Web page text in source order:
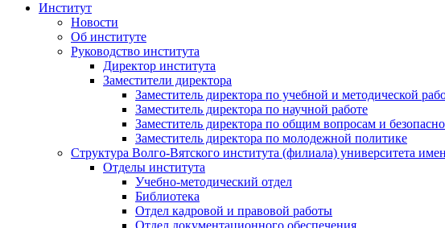
Институт
Новости
Об институте
Руководство института
Директор института
Заместители директора
Заместитель директора по учебной и методической
Заместитель директора по научной работе
Заместитель директора по общим вопросам и
Заместитель директора по молодежной политике
Структура Волго-Вятского института (филиала) университета
Отделы института
Учебно-методический отдел
Библиотека
Отдел кадровой и правовой работы
Отдел документационного обеспечения